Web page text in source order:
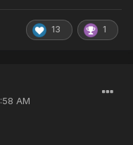
13 1
AM